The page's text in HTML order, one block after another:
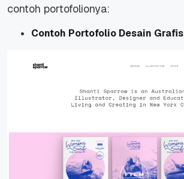
contoh portofolionya:
Contoh Portofolio Desain Grafis